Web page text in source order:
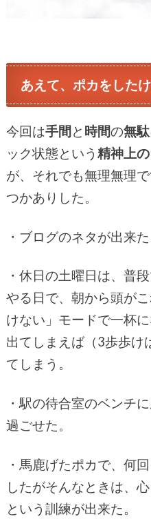
あえて、ポカをした
今回は手間 と 時間の無駄
ック状態という 精神上
が、それでも無理無理
つかありした。
・ブログのネタが出来た
・休日の土曜日は、普
やる日で、朝から頭が
けない」モードで一杯
出てしまえば（3歩歩け
てしまう。
・駅の待合室のベンチ
過ごせた。
・馬鹿げたポカで、何
したがそんなときは、
という訓練が出来た。